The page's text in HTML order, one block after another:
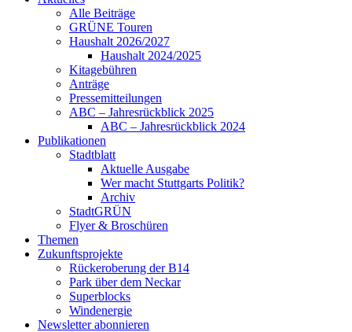
Alle Beiträge
GRÜNE Touren
Haushalt 2026/2027
Haushalt 2024/2025
Kitagebühren
Anträge
Pressemitteilungen
ABC – Jahresrückblick 2025
ABC – Jahresrückblick 2024
Publikationen
Stadtblatt
Aktuelle Ausgabe
Wer macht Stuttgarts Politik?
Archiv
StadtGRÜN
Flyer & Broschüren
Themen
Zukunftsprojekte
Rückeroberung der B14
Park über dem Neckar
Superblocks
Windenergie
Newsletter abonnieren